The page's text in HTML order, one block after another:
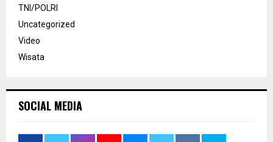
TNI/POLRI
Uncategorized
Video
Wisata
SOCIAL MEDIA